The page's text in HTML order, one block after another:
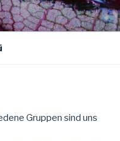
Gruppen sind uns